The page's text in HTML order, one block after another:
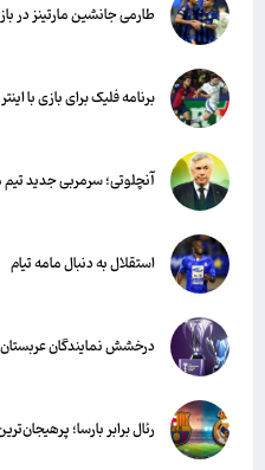
طارمی جانشین مارتینز در بازی
برنامه فلیک برای بازی با اینتر
آنچلوتی؛ سرمربی جدید تیم
استقلال به دنبال مامه تیام
درخشش نمایندگان عربستان
رئال برابر بارسا؛